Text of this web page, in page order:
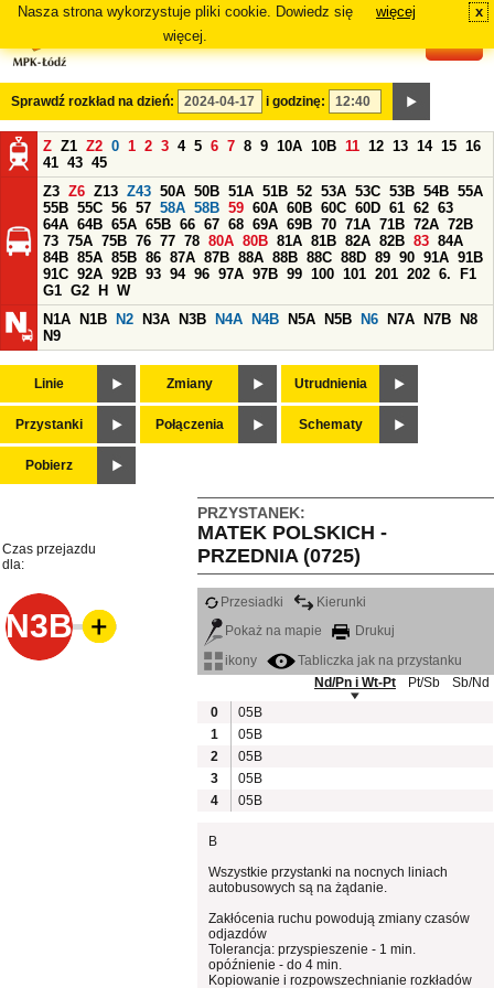
Nasza strona wykorzystuje pliki cookie. Dowiedz się
więcej.
więcej x
Sprawdź rozkład na dzień: i godzinę:
Z Z1 Z2 0 1 2 3 4 5 6 7 8 9 10A 10B 11 12 13 14 15 16
41 43 45
Z3 Z6 Z13 Z43 50A 50B 51A 51B 52 53A 53C 53B 54B 55A
55B 55C 56 57 58A 58B 59 60A 60B 60C 60D 61 62 63
64A 64B 65A 65B 66 67 68 69A 69B 70 71A 71B 72A 72B
73 75A 75B 76 77 78 80A 80B 81A 81B 82A 82B 83 84A
84B 85A 85B 86 87A 87B 88A 88B 88C 88D 89 90 91A 91B
91C 92A 92B 93 94 96 97A 97B 99 100 101 201 202 6.
F1
G1 G2 H
W
N1A
N1B N2 N3A N3B N4A N4B N5A N5B N6 N7A N7B
N8
N9
Linie Zmiany Utrudnienia
Przystanki Połączenia Schematy
Pobierz
PRZYSTANEK:
MATEK POLSKICH -
PRZEDNIA (0725)
Czas przejazdu
dla:
N3B
Przesiadki
Kierunki
Pokaż na mapie
Drukuj
ikony
Tabliczka jak na przystanku
Nd/Pn i Wt-Pt
Pt/Sb
Sb/Nd
0
05B
1
05B
2
05B
3
05B
4
05B
B
Wszystkie przystanki na nocnych liniach
autobusowych są na żądanie.
Zakłócenia ruchu powodują zmiany czasów
odjazdów
Tolerancja: przyspieszenie - 1 min.
opóźnienie - do 4 min.
Kopiowanie i rozpowszechnianie rozkładów